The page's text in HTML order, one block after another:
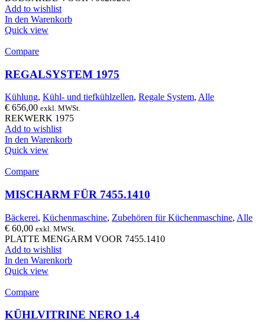
Add to wishlist
In den Warenkorb
Quick view
Compare
REGALSYSTEM 1975
Kühlung, Kühl- und tiefkühlzellen, Regale System, Alle
€ 656,00 exkl. MWSt.
REKWERK 1975
Add to wishlist
In den Warenkorb
Quick view
Compare
MISCHARM FÜR 7455.1410
Bäckerei, Küchenmaschine, Zubehören für Küchenmaschine, Alle
€ 60,00 exkl. MWSt.
PLATTE MENGARM VOOR 7455.1410
Add to wishlist
In den Warenkorb
Quick view
Compare
KÜHLVITRINE NERO 1.4